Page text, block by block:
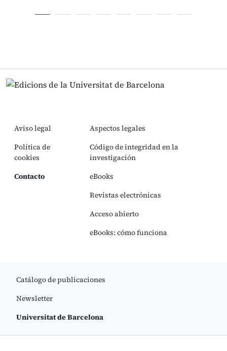
Aviso legal
Política de
cookies
Contacto
Aspectos legales
Código de integridad en la
investigación
eBooks
Revistas electrónicas
Acceso abierto
eBooks: cómo funciona
Catálogo de publicaciones
Newsletter
Universitat de Barcelona